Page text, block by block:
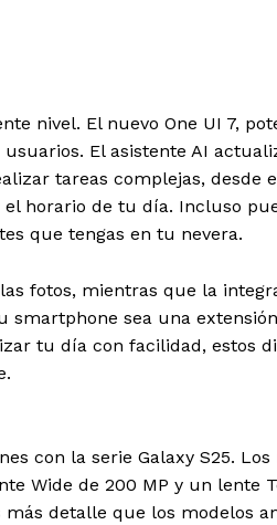
nivel. El nuevo One UI 7,
El asistente AI
tareas complejas, desde
horario de tu día. Incluso
que tengas en tu nevera.
fotos, mientras que la
sea una
tu día con facilidad, estos
con la serie Galaxy S25. Los
Wide de 200 MP y un lente
detalle que los modelos